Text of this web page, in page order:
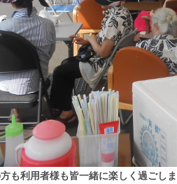
も利用者様も皆一緒に楽しく過ごし